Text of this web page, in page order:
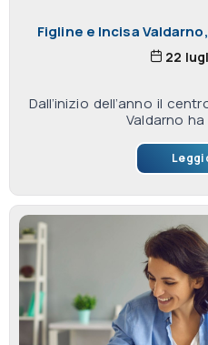
Figline e Incisa
22
Dall’inizio dell’anno il
Valdarno
Leggi